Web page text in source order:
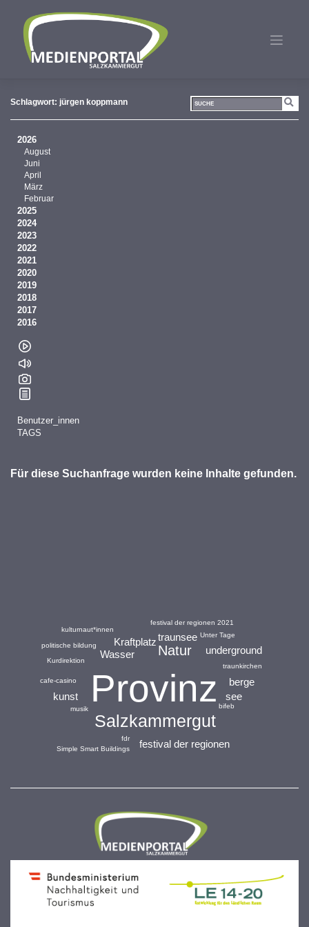
springen
Schlagwort: jürgen koppmann
Für diese Suchanfrage wurden keine Inhalte gefunden.
Provinz
Salzkammergut
Natur
Wasser
Kraftplatz
festival der regionen
see
traunsee
berge
underground
kunst
traunkirchen
cafe-casino
Kurdirektion
bifeb
fdr
politische bildung
Unter Tage
kulturnaut*innen
Simple Smart Buildings
festival der regionen 2021
musik
2026
August
Juni
April
März
Februar
2025
2024
2023
2022
2021
2020
2019
2018
2017
2016
Benutzer_innen
TAGS